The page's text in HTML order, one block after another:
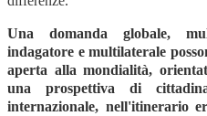
Una domanda globale,
indagatore e multilaterale
aperta alla mondialità,
una prospettiva di
internazionale, nell'itinerario